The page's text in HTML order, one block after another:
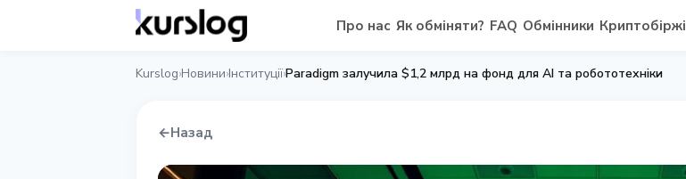
Про нас Як обміняти? FAQ Обмінники Криптобіржі
Kurslog›Новини›Інституції›Paradigm залучила $1,2 млрд на фонд для AI та робототехніки
←Назад